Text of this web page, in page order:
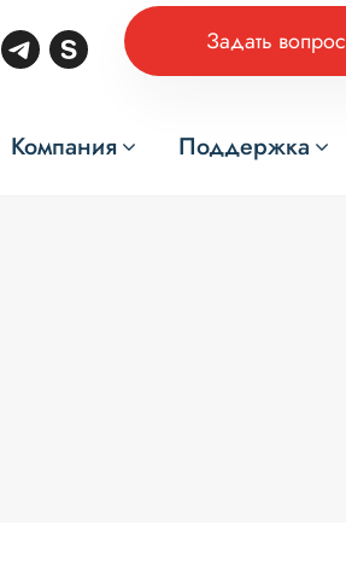
Задать вопрос
Компания Поддержка